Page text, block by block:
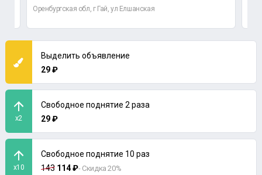
Оренбургская обл, г Гай, ул Елшанская
Выделить объявление
29 ₽
x2
Свободное поднятие 2 раза
29 ₽
x10
Свободное поднятие 10 раз
143 114 ₽- Скидка 20%